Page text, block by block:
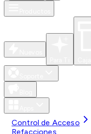
Control de Acceso
Refacciones